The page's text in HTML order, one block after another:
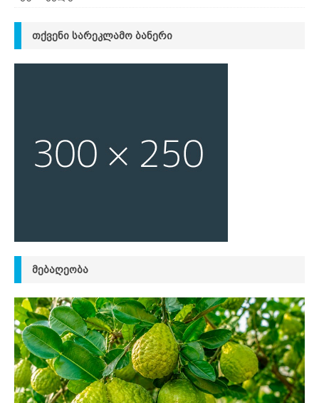
ᲗᲥᲕᲔᲜᲘ ᲡᲐᲠᲔᲙᲚᲐᲛᲝ ᲑᲐᲜᲔᲠᲘ
ᲛᲔᲑᲐᲦᲔᲝᲑᲐ